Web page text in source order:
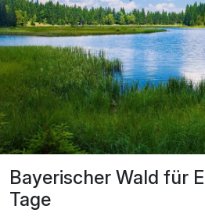
Bayerischer Wald für
Tage